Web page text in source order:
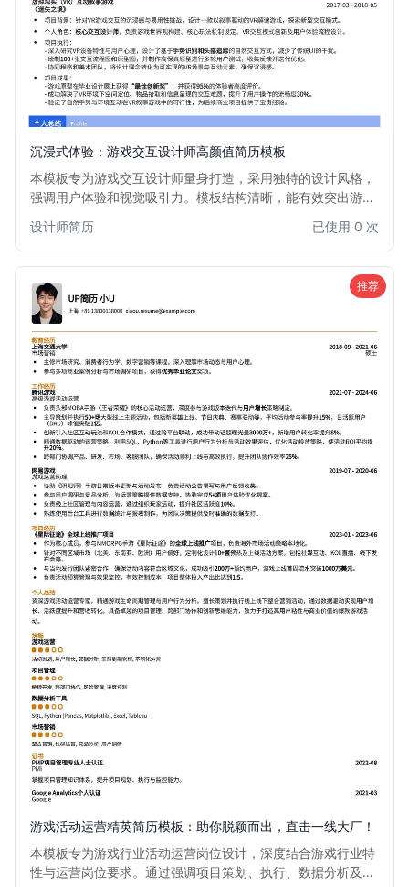
沉浸式体验：游戏交互设计师高颜值简历模板
本模板专为游戏交互设计师量身打造，采用独特的设计风格，
强调用户体验和视觉吸引力。模板结构清晰，能有效突出游戏
出，获得心仪的游戏行业职位。适用于对用户体验、游戏心理
学有深入理解的设计师。
设计师简历 已使用 0 次
推荐
游戏活动运营精英简历模板：助你脱颖而出，直击一线大厂！
本模板专为游戏行业活动运营岗位设计，深度结合游戏行业特
性与运营岗位要求。通过强调项目策划、执行、数据分析及用